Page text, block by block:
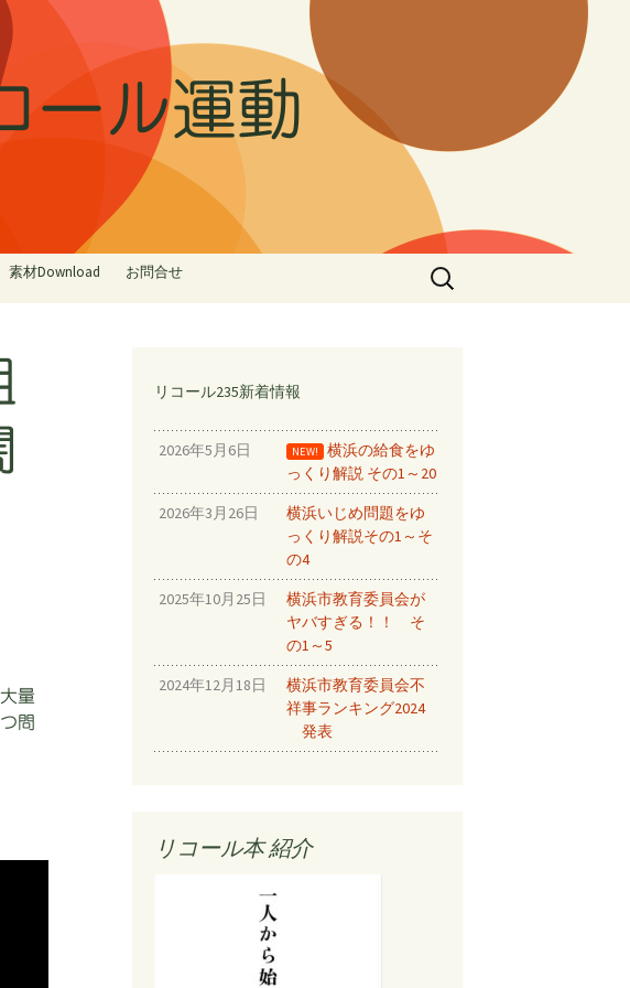
ール運動
素材Download
NoカジノGoリコール①
市民がリコールで止める！！
④
リコールでカジノをとめる⑧
林市長をリコール！！⑩
市民無視はリコールしちゃう
ぞ QRコード付き⑫
お問合せ
検
量
問
リコール235新着情報
2026年5月6日 NEW! 横浜の給食をゆ
っくり解説 その1～20
2026年3月26日
横浜いじめ問題をゆ
っくり解説その1～そ
の4
2025年10月25日
横浜市教育委員会が
ヤバすぎる！！ そ
の1～5
2024年12月18日
横浜市教育委員会不
祥事ランキング2024
発表
リコール本 紹介